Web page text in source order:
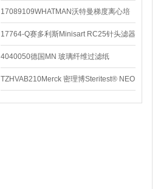
配件
17089109WHATMAN沃特曼梯度离心培
养基
17764-Q赛多利斯Minisart RC25针头滤器
4040050德国MN 玻璃纤维过滤纸
TZHVAB210Merck 密理博Steritest® NEO
设备